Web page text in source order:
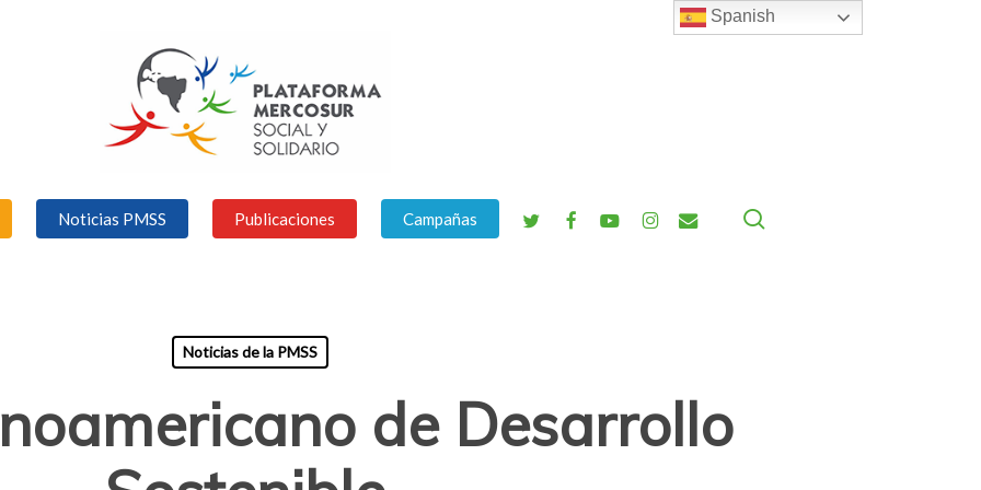
Noticias PMSS Publicaciones Campañas twitter facebookyoutubeinstagram
email
Noticias de la PMSS
de Desarrollo
Spanish